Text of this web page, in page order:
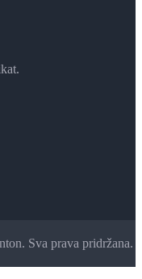
Sva prava pridržana.